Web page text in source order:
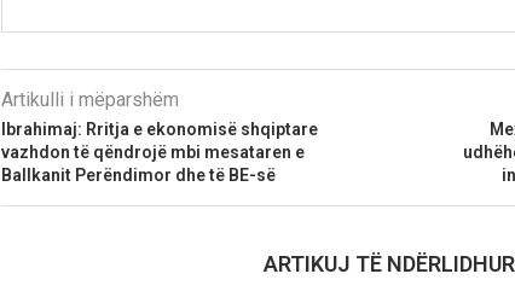
Artikulli i mëparshëm
Ibrahimaj: Rritja e ekonomisë shqiptare
vazhdon të qëndrojë mbi mesataren e
Ballkanit Perëndimor dhe të BE-së
ARTIKUJ TË